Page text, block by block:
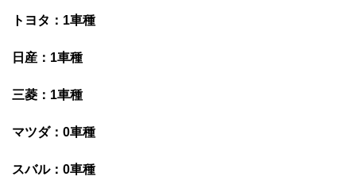
トヨタ：1車種
日産：1車種
三菱：1車種
マツダ：0車種
スバル：0車種